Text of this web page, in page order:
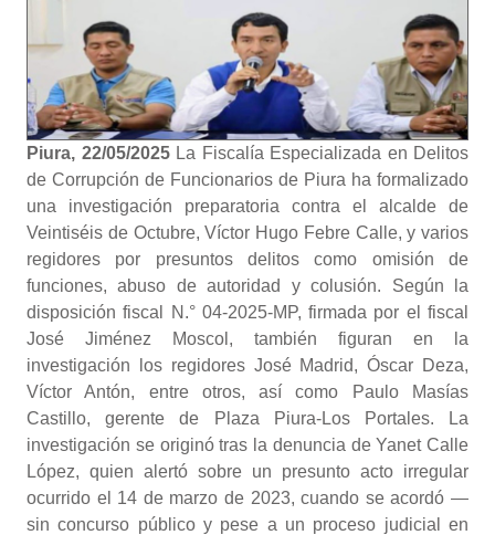
Piura, 22/05/2025 La Fiscalía Especializada en Delitos
de Corrupción de Funcionarios de Piura ha formalizado
una investigación preparatoria contra el alcalde de
Veintiséis de Octubre, Víctor Hugo Febre Calle, y varios
regidores por presuntos delitos como omisión de
funciones, abuso de autoridad y colusión. Según la
disposición fiscal N.° 04-2025-MP, firmada por el fiscal
José Jiménez Moscol, también figuran en la
investigación los regidores José Madrid, Óscar Deza,
Víctor Antón, entre otros, así como Paulo Masías
Castillo, gerente de Plaza Piura-Los Portales. La
investigación se originó tras la denuncia de Yanet Calle
López, quien alertó sobre un presunto acto irregular
ocurrido el 14 de marzo de 2023, cuando se acordó —
sin concurso público y pese a un proceso judicial en